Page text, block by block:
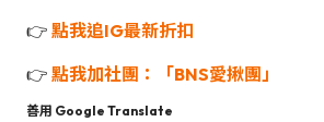
👉 點我追IG最新折扣
👉 點我加社團：「BNS愛揪團」
善用 Google Translate